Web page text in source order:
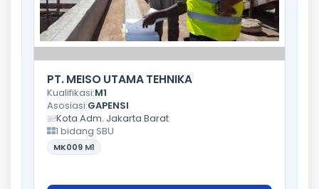
PT. MEISO UTAMA TEHNIKA
Kualifikasi:M1
Asosiasi:GAPENSI
Kota Adm. Jakarta Barat
1 bidang SBU
MK009 M1